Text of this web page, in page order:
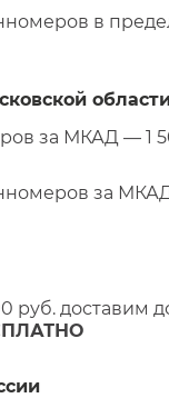
в
за МКАД — 1
за
руб. доставим